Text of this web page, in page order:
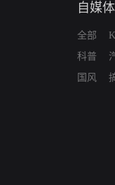
自媒体
全部
科普
国风